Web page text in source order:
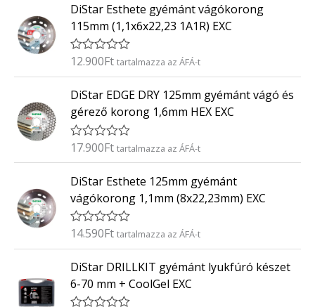
/
5
é
k
e
l
s
:
/
5
DiStar Esthete gyémánt vágókorong
115mm (1,1x6x22,23 1A1R) EXC
É
é
e
l
é
s
:
/
5
12.900Ft tartalmazza az ÁFÁ-t
DiStar EDGE DRY 125mm gyémánt vágó és
gérező korong 1,6mm HEX EXC
É
é
e
l
é
s
:
/
5
17.900Ft tartalmazza az ÁFÁ-t
DiStar Esthete 125mm gyémánt
vágókorong 1,1mm (8x22,23mm) EXC
É
é
k
e
l
14.590Ft tartalmazza az ÁFÁ-t
DiStar DRILLKIT gyémánt lyukfúró készet
6-70 mm + CoolGel EXC